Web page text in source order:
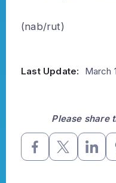
(nab/rut)
Last Update: March
Please share